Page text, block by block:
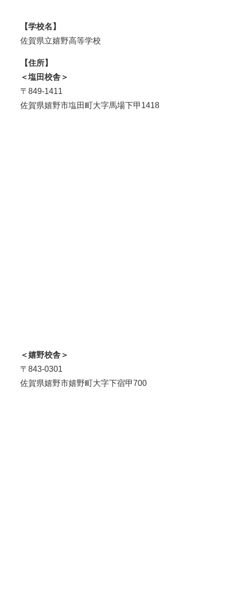
【学校名】
佐賀県立嬉野高等学校
【住所】
＜塩田校舎＞
〒849-1411
佐賀県嬉野市塩田町大字馬場下甲1418
＜嬉野校舎＞
〒843-0301
佐賀県嬉野市嬉野町大字下宿甲700